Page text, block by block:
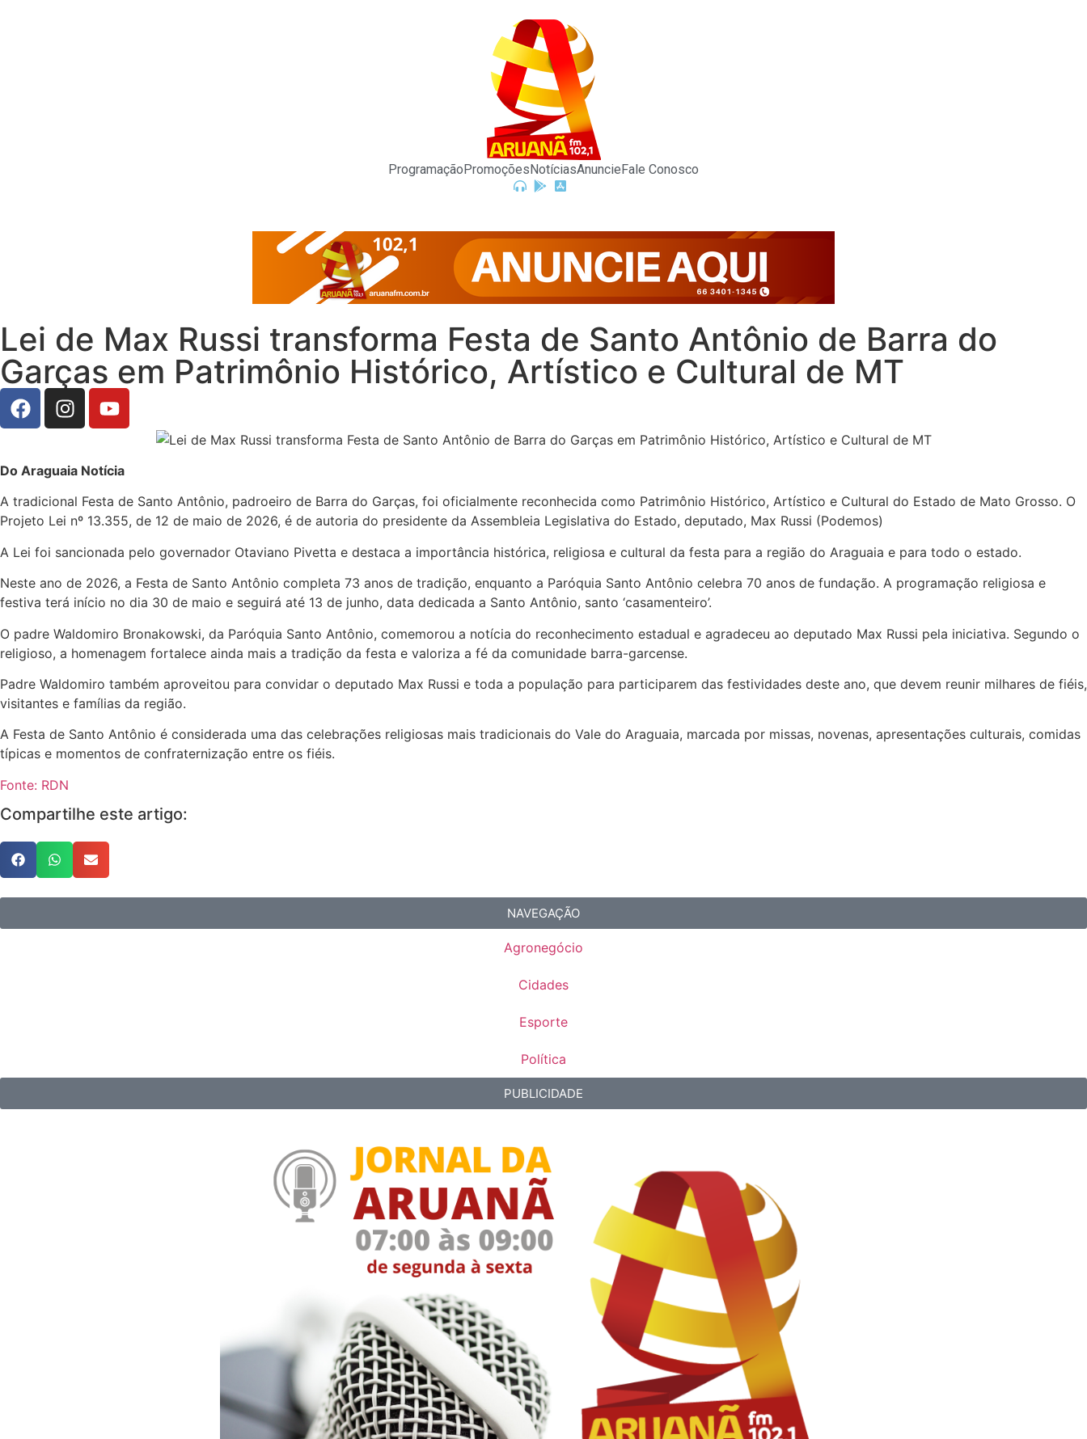
ProgramaçãoPromoçõesNotíciasAnuncieFale Conosco
Lei de Max Russi transforma Festa de Santo Antônio de Barra do
Garças em Patrimônio Histórico, Artístico e Cultural de MT
Do Araguaia Notícia
A tradicional Festa de Santo Antônio, padroeiro de Barra do Garças, foi oficialmente reconhecida como Patrimônio Histórico, Artístico e Cultural do Estado de Mato Grosso. O
Projeto Lei nº 13.355, de 12 de maio de 2026, é de autoria do presidente da Assembleia Legislativa do Estado, deputado, Max Russi (Podemos)
A Lei foi sancionada pelo governador Otaviano Pivetta e destaca a importância histórica, religiosa e cultural da festa para a região do Araguaia e para todo o estado.
Neste ano de 2026, a Festa de Santo Antônio completa 73 anos de tradição, enquanto a Paróquia Santo Antônio celebra 70 anos de fundação. A programação religiosa e
festiva terá início no dia 30 de maio e seguirá até 13 de junho, data dedicada a Santo Antônio, santo ‘casamenteiro’.
O padre Waldomiro Bronakowski, da Paróquia Santo Antônio, comemorou a notícia do reconhecimento estadual e agradeceu ao deputado Max Russi pela iniciativa. Segundo o
religioso, a homenagem fortalece ainda mais a tradição da festa e valoriza a fé da comunidade barra-garcense.
Padre Waldomiro também aproveitou para convidar o deputado Max Russi e toda a população para participarem das festividades deste ano, que devem reunir milhares de fiéis,
visitantes e famílias da região.
A Festa de Santo Antônio é considerada uma das celebrações religiosas mais tradicionais do Vale do Araguaia, marcada por missas, novenas, apresentações culturais, comidas
típicas e momentos de confraternização entre os fiéis.
Fonte: RDN
Compartilhe este artigo:
NAVEGAÇÃO
Agronegócio
Cidades
Esporte
Política
PUBLICIDADE